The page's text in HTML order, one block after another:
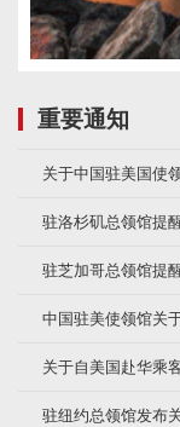
重要通知
关于中国驻美国使
驻洛杉矶总领馆提
驻芝加哥总领馆提
中国驻美使领馆关
关于自美国赴华乘
驻纽约总领馆发布